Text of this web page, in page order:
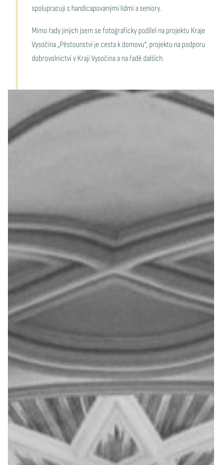
spolupracuji s handicapovanými lidmi a seniory.
Mimo řady jiných jsem se fotograficky podílel na projektu Kraje
Vysočina „Pěstounství je cesta k domovu“, projektu na podporu
dobrovolnictví v Kraji Vysočina a na řadě dalších.